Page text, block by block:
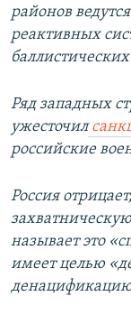
районов
реактивных
Ряд западных
ужесточил
российские
Россия
называет это
имеет целью